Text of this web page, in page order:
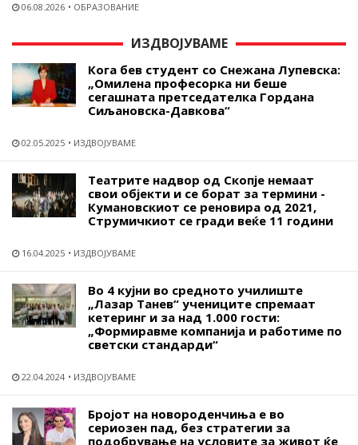
06.08.2026 ОБРАЗОВАНИЕ
ИЗДВОЈУВАМЕ
Кога бев студент со Снежана Лупевска:
„Омилена професорка ни беше
сегашната претседателка Гордана
Сиљановска-Давкова“
02.05.2025 ИЗДВОЈУВАМЕ
Театрите надвор од Скопје немаат
свои објекти и се борат за термини -
Кумановскиот се реновира од 2021,
Струмичкиот се гради веќе 11 години
16.04.2025 ИЗДВОЈУВАМЕ
Во 4 кујни во средното училиште
„Лазар Танев“ учениците спремаат
кетеринг и за над 1.000 гости:
„Формиравме компанија и работиме по
светски стандарди“
22.04.2024 ИЗДВОЈУВАМЕ
Бројот на новороденчиња е во
сериозен пад, без стратегии за
подобрување на условите за живот ќе